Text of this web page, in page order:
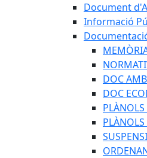
Document
Informació
DOC
DOC